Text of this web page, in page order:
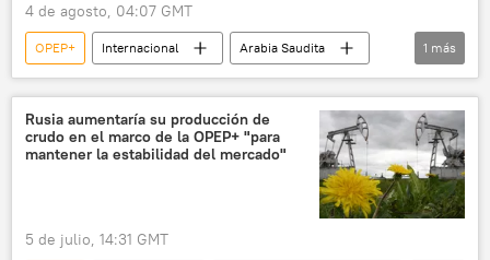
4 de agosto, 04:07 GMT
OPEP+ Internacional
Arabia Saudita
petróleo
1 más
Rusia aumentaría su producción de
crudo en el marco de la OPEP+ "para
mantener la estabilidad del mercado"
5 de julio, 14:31 GMT